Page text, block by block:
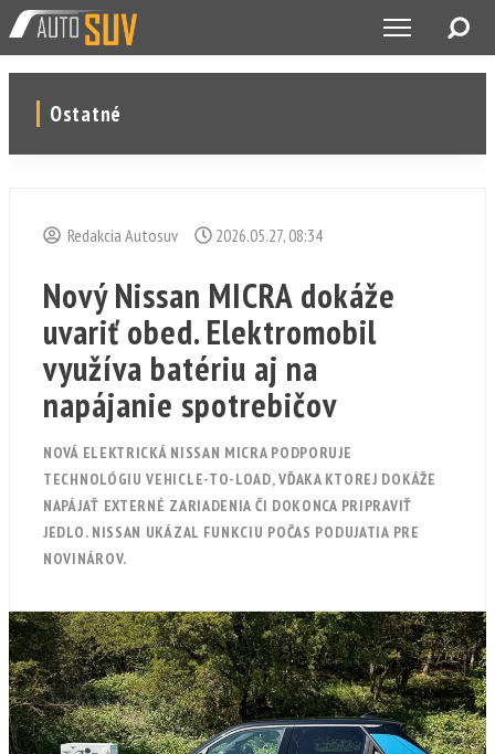
Ostatné
Redakcia Autosuv 2026.05.27, 08:34
Nový Nissan MICRA dokáže
uvariť obed. Elektromobil
využíva batériu aj na
napájanie spotrebičov
NOVÁ ELEKTRICKÁ NISSAN MICRA PODPORUJE
TECHNOLÓGIU VEHICLE-TO-LOAD, VĎAKA KTOREJ DOKÁŽE
NAPÁJAŤ EXTERNÉ ZARIADENIA ČI DOKONCA PRIPRAVIŤ
JEDLO. NISSAN UKÁZAL FUNKCIU POČAS PODUJATIA PRE
NOVINÁROV.